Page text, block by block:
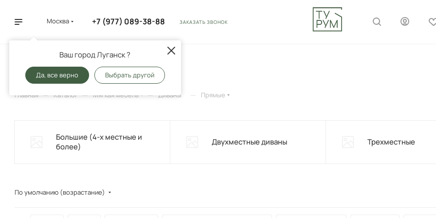
Москва
Ваш город Луганск ?
Да, все верно Выбрать другой
+7 (977) 089-38-88 ЗАКАЗАТЬ ЗВОНОК
Прямые
Главная — Каталог — Мягкая мебель — Диваны — Прямые
Большие (4-х местные и
более)
Двухместные диваны Трехместные
По умолчанию (возрастание)